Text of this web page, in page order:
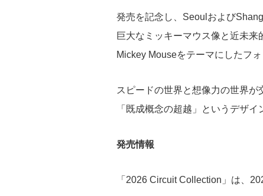
発売を記念し、 Seoul および
巨大なミッキーマウス像と近未
Mickey Mouseをテーマにしたフ
スピードの世界と想像力の世界が
「既成概念の超越」というデザイ
発売情報
「2026 Circuit Collection」は、